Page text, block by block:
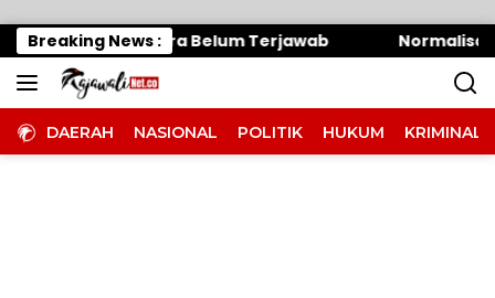
Breaking News :
Panitera Belum Terjawab Normalisasi
DAERAH NASIONAL POLITIK HUKUM KRIMINAL